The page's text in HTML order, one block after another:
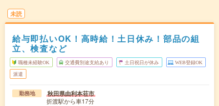
未読
給与即払いOK！高時給！土日休み！部品の組
立、検査など
職種未経験OK 交通費別途支給あり 土日祝日が休み WEB登録OK
派遣
勤務地 秋田県由利本荘市
折渡駅から車17分